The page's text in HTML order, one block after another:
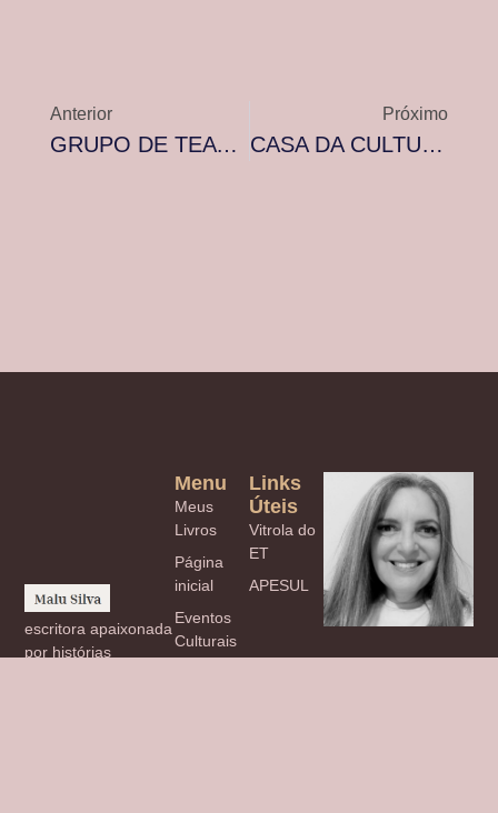
Anterior
GRUPO DE TEATRO PROSA ENCENA
Próximo
CASA DA CULTURA BRAZ SCARPA
escritora apaixonada
por histórias
Links
Úteis
Vitrola do
ET
APESUL
Menu
Meus
Livros
Página
inicial
Eventos
Culturais